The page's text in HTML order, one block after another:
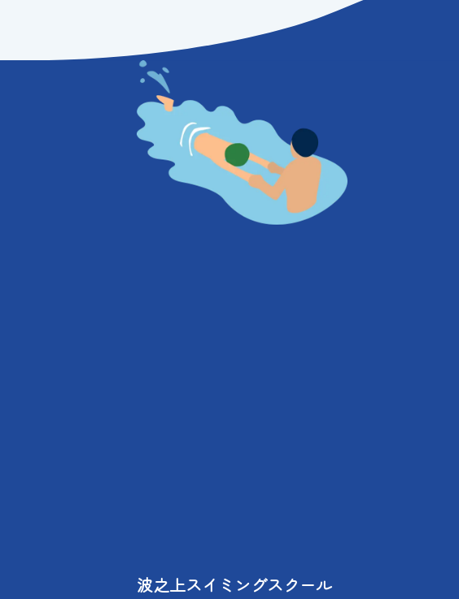
波之上スイミングスクール